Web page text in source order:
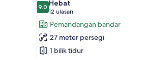
foto
untuk
Premier
Double
9.09.0 daripada 10
Hebat
12 ulasan
(12
ulasan)
Pemandangan bandar
27 meter persegi
1 bilik tidur